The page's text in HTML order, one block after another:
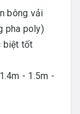
bông vải
pha poly)
biệt tốt
- 1.5m -